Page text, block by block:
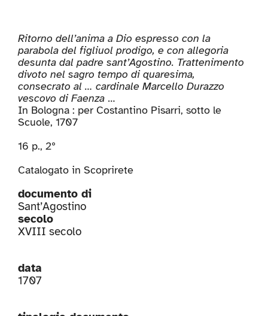
Ritorno dell’anima a Dio espresso con la
parabola del figliuol prodigo, e con allegoria
desunta dal padre sant’Agostino. Trattenimento
divoto nel sagro tempo di quaresima,
consecrato al … cardinale Marcello Durazzo
vescovo di Faenza…
In Bologna : per Costantino Pisarri, sotto le
Scuole, 1707
16 p., 2º
Catalogato in Scoprirete
documento di
Sant’Agostino
secolo
XVIII secolo
data
1707